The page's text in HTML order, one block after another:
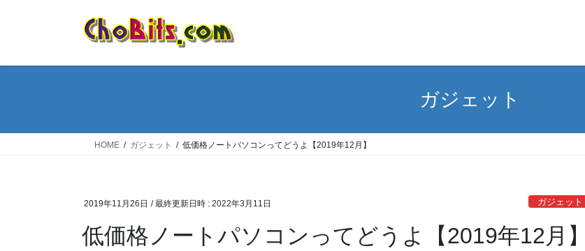
ガジェット
HOME ガジェット 低価格ノートパソコンってどうよ【2019年12月】
2019年11月26日 / 最終更新日時 : 2022年3月11日 ガジェット
低価格ノートパソコンってどうよ【2019年12月】